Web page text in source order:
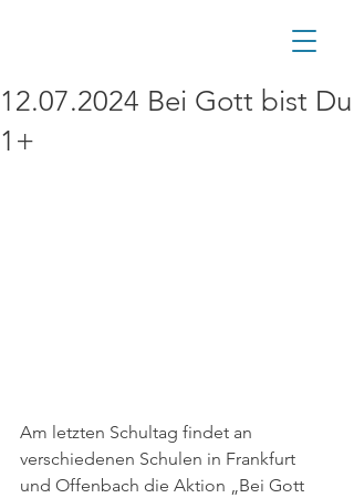
12.07.2024 Bei Gott bist Du
1+
Am letzten Schultag findet an
verschiedenen Schulen in Frankfurt
und Offenbach die Aktion „Bei Gott